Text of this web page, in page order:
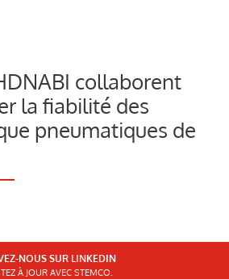
collaborent
la fiabilité des
pneumatiques de
NOUS SUR LINKEDIN
À JOUR AVEC STEMCO.